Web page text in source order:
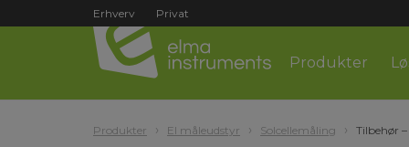
Erhverv Privat
Produkter
Produkter El måleudstyr Solcellemåling Tilbehør